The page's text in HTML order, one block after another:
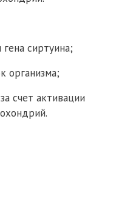
сиртуина;
организма;
счет активации